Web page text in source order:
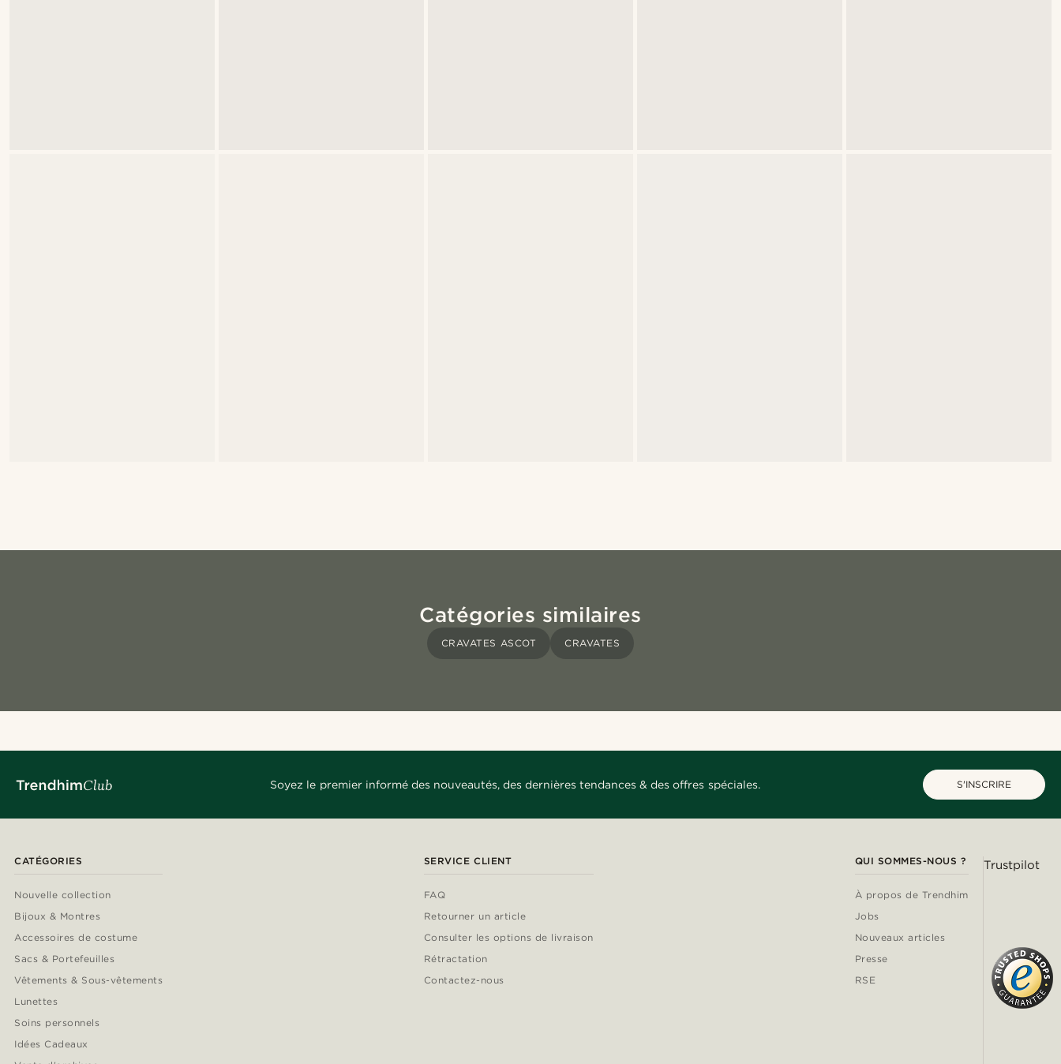
Catégories similaires
CRAVATES ASCOT CRAVATES
Soyez le premier informé des nouveautés, des dernières tendances & des offres spéciales. S'INSCRIRE
CATÉGORIES
Nouvelle collection
Bijoux & Montres
Accessoires de costume
Sacs & Portefeuilles
Vêtements & Sous-vêtements
Lunettes
Soins personnels
Idées Cadeaux
SERVICE CLIENT
FAQ
Retourner un article
Consulter les options de livraison
Rétractation
Contactez-nous
QUI SOMMES-NOUS ?
À propos de Trendhim
Jobs
Nouveaux articles
Presse
RSE
Trustpilot